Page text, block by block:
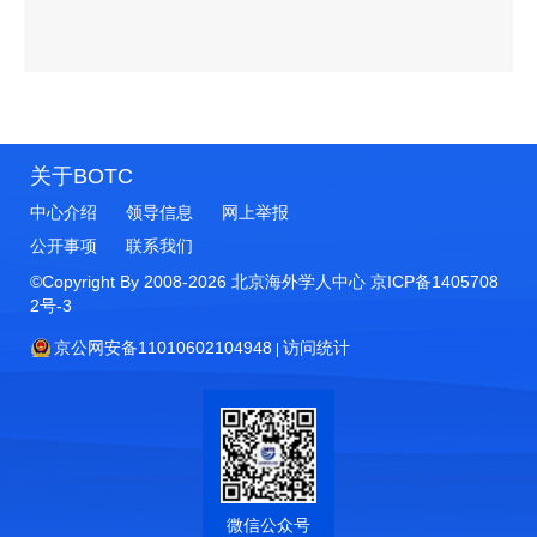
关于BOTC
中心介绍 领导信息
网上举报
公开事项
联系我们
©Copyright By 2008-2026 北京海外学人中心 京ICP备1405708
2号-3
京公网安备11010602104948 访问统计
微信公众号